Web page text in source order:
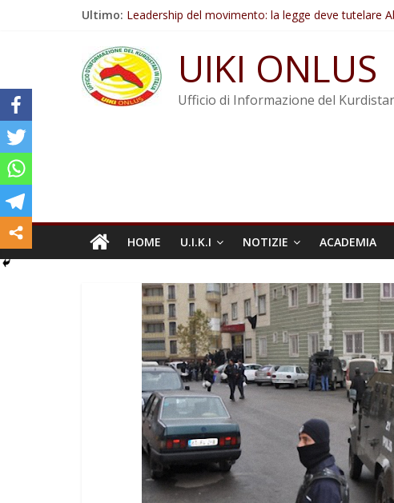
Ultimo: Leadership del movimento: la legge deve tutelare
Non tenere conto della situazione di Rêber Apo
Il KNK chiede un’azione internazionale contro i
Abdullah Öcalan: Le legge negativa deve essere
UIKI ONLUS
Ufficio di Informazione del
HOME U.I.K.I NOTIZIE ACADEMIA